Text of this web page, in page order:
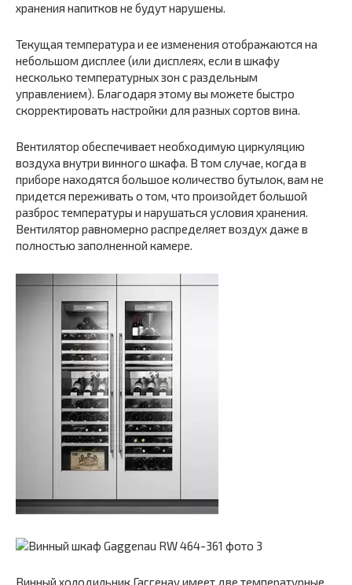
хранения напитков не будут нарушены.
Текущая температура и ее изменения отображаются на
небольшом дисплее (или дисплеях, если в шкафу
несколько температурных зон с раздельным
управлением). Благодаря этому вы можете быстро
скорректировать настройки для разных сортов вина.
Вентилятор обеспечивает необходимую циркуляцию
воздуха внутри винного шкафа. В том случае, когда в
приборе находятся большое количество бутылок, вам не
придется переживать о том, что произойдет большой
разброс температуры и нарушаться условия хранения.
Вентилятор равномерно распределяет воздух даже в
полностью заполненной камере.
Винный холодильник Гаггенау имеет две температурные